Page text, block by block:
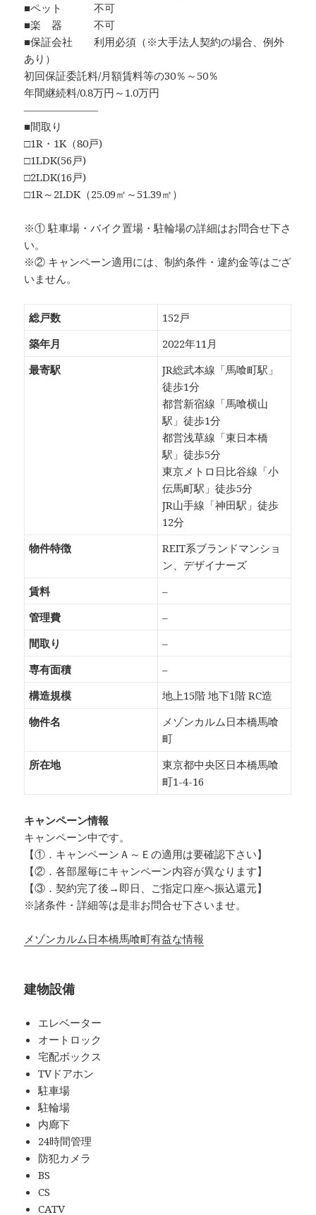
■ペット 不可
■楽 器 不可
■保証会社 利用必須（※大手法人契約の場合、例外
あり）
初回保証委託料/月額賃料等の30％～50％
年間継続料/0.8万円～1.0万円
―――――――
■間取り
□1R・1K（80戸)
□1LDK(56戸)
□2LDK(16戸)
□1R～2LDK（25.09㎡～51.39㎡）
※① 駐車場・バイク置場・駐輪場の詳細はお問合せ下さ
い。
※② キャンペーン適用には、制約条件・違約金等はござ
いません。
総戸数
152戸
築年月
2022年11月
最寄駅
JR総武本線「馬喰町駅」
徒歩1分
都営新宿線「馬喰横山
駅」徒歩1分
都営浅草線「東日本橋
駅」徒歩5分
東京メトロ日比谷線「小
伝馬町駅」徒歩5分
JR山手線「神田駅」徒歩
12分
物件特徴
REIT系ブランドマンショ
ン、デザイナーズ
賃料
–
管理費
–
間取り
–
専有面積
–
構造規模
地上15階 地下1階 RC造
物件名
メゾンカルム日本橋馬喰
町
所在地
東京都中央区日本橋馬喰
町1-4-16
キャンペーン情報
キャンペーン中です。
【①．キャンペーンＡ～Ｅの適用は要確認下さい】
【②．各部屋毎にキャンペーン内容が異なります】
【③．契約完了後→即日、ご指定口座へ振込還元】
※諸条件・詳細等は是非お問合せ下さいませ。
メゾンカルム日本橋馬喰町有益な情報
建物設備
エレベーター
オートロック
宅配ボックス
TVドアホン
駐車場
駐輪場
内廊下
24時間管理
防犯カメラ
BS
CS
CATV